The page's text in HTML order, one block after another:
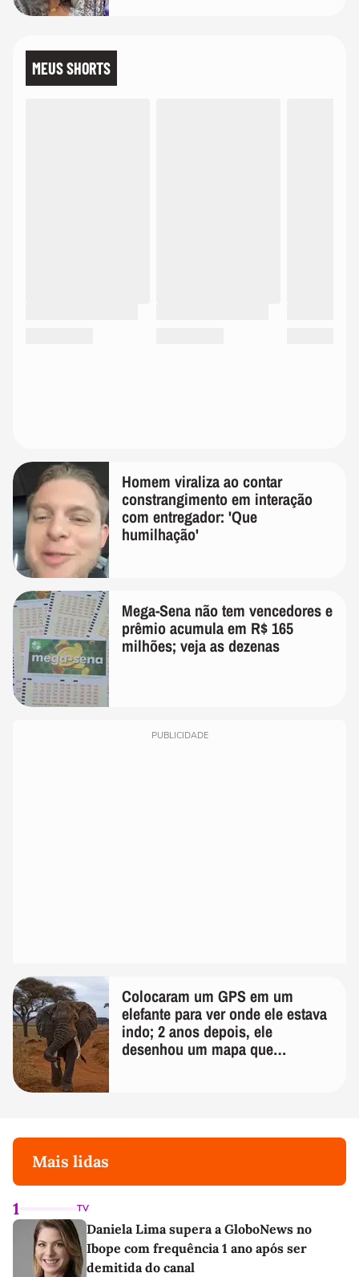
MEUS SHORTS
Homem viraliza ao contar
constrangimento em interação
com entregador: 'Que
humilhação'
Mega-Sena não tem vencedores e
prêmio acumula em R$ 165
milhões; veja as dezenas
PUBLICIDADE
Colocaram um GPS em um
elefante para ver onde ele estava
indo; 2 anos depois, ele
desenhou um mapa que
Mais lidas
1 TV
Daniela Lima supera a GloboNews no
Ibope com frequência 1 ano após ser
demitida do canal